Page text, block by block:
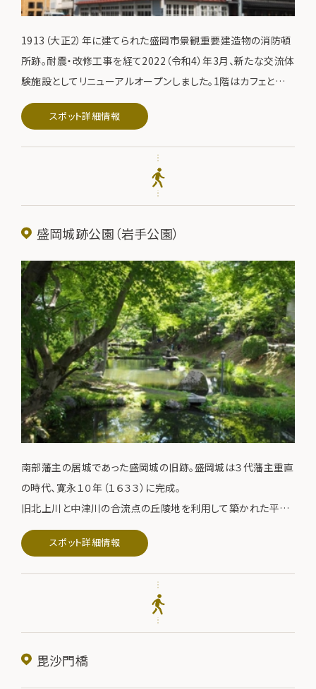
1913（大正2）年に建てられた盛岡市景観重要建造物の消防頓
所跡。耐震・改修工事を経て2022（令和4）年3月、新たな交流体
験施設としてリニューアルオープンしました。1階はカフェと雑
貨販売、2階は機織り工房で予約すれば体験も可能。大正浪漫
漂う店内でお寛ぎいただけます。
スポット詳細情報
盛岡城跡公園（岩手公園）
南部藩主の居城であった盛岡城の旧跡。盛岡城は３代藩主重直
の時代、寛永１０年（１６３３）に完成。
旧北上川と中津川の合流点の丘陵地を利用して築かれた平山
城。
現在は石垣や池が残り、盛岡城跡公園（もりおかじょうあとこう
スポット詳細情報
毘沙門橋